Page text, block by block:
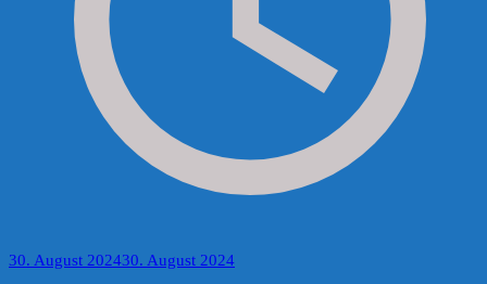
30. August 202430. August 2024